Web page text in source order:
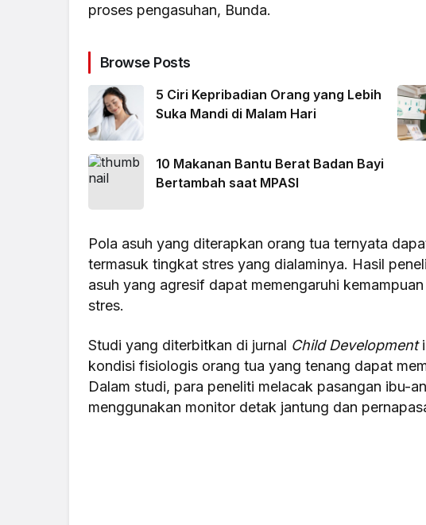
proses pengasuhan, Bunda.
Browse Posts
5 Ciri Kepribadian Orang yang Lebih
Suka Mandi di Malam Hari
10 Makanan Bantu Berat Badan Bayi
Bertambah saat MPASI
Pola asuh yang diterapkan orang tua ternyata
termasuk tingkat stres yang dialaminya. Hasil
asuh yang agresif dapat memengaruhi
stres.
Studi yang diterbitkan di jurnal Child Development
kondisi fisiologis orang tua yang tenang dapat
Dalam studi, para peneliti melacak pasangan ibu-
menggunakan monitor detak jantung dan